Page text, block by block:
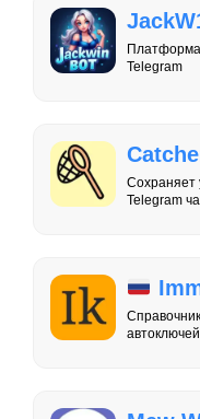
Платформа
Telegram
Сохраняет
Telegram
автоключей